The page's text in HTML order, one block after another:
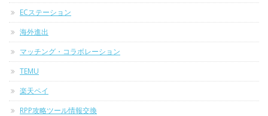
ECステーション
海外進出
マッチング・コラボレーション
TEMU
楽天ペイ
RPP攻略ツール情報交換